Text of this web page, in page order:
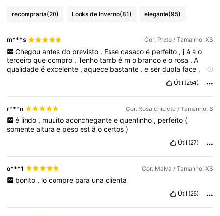
recompraria(20) Looks de Inverno(81) elegante(95)
m***s Cor: Preto / Tamanho: XS
Chegou antes do previsto . Esse casaco é perfeito , j á é o
terceiroquecompro .Tenhotambé mo brancoeo rosa .A
qualidadeéexcelente ,aquece bastante ,eserduplaface ,
existe
Euuso S,mas
geralmenteaquicomproXS.
Útil (254)
r***n Cor: Rosa chiclete / Tamanho: S
é lindo , muuito aconchegante e quentinho , perfeito (
somentealturae pesoestãocertos)
Útil (27)
o***1 Cor: Malva / Tamanho: XS
bonito , lo compre para una clienta
Útil (25)